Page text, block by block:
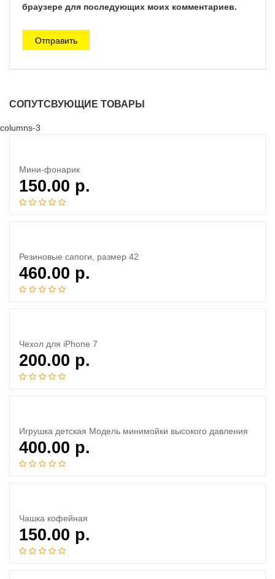
браузере для последующих моих комментариев.
СОПУТСВУЮЩИЕ ТОВАРЫ
columns-3
Мини-фонарик
150.00 р.
Резиновые сапоги, размер 42
460.00 р.
Чехол для iPhone 7
200.00 р.
Игрушка детская Модель минимойки высокого давления
400.00 р.
Чашка кофейная
150.00 р.